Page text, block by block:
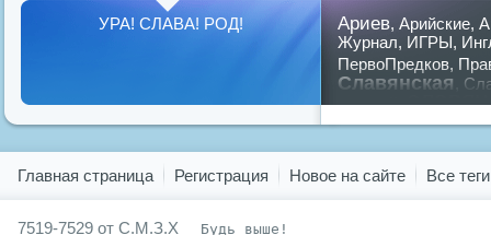
Ариев, Арийские,
Журнал, ИГРЫ,
ПервоПредков,
Славянская
русский,славян
УРА! СЛАВА! РОД!
Главная страница Регистрация Новое на сайте Все теги
7519-7529 от С.М.З.Х Будь выше!